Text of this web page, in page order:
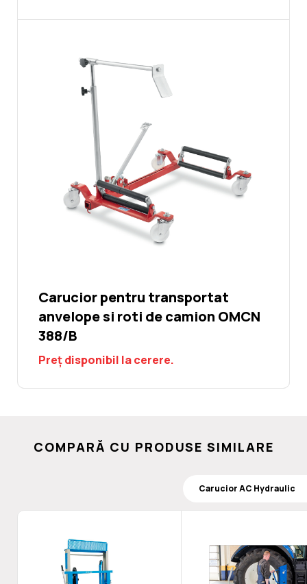
Carucior pentru transportat
anvelope si roti de camion OMCN
388/B
Preț disponibil la cerere.
COMPARĂ CU PRODUSE SIMILARE